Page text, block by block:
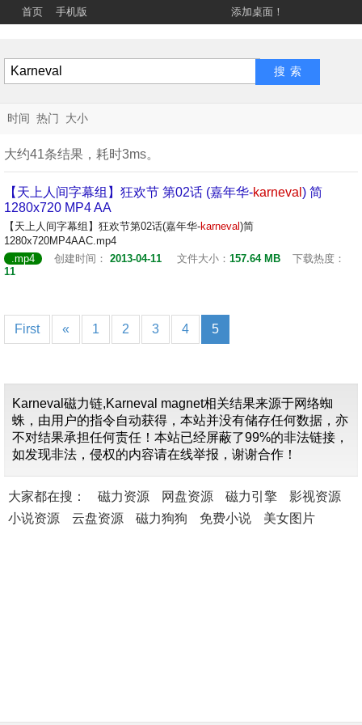
首页 手机版 添加桌面！
时间 热门 大小
大约41条结果，耗时3ms。
【天上人间字幕组】狂欢节 第02话 (嘉年华-karneval ) 简
1280x720 MP4 AA
【天上人间字幕组】狂欢节第02话(嘉年华-karneval)简
1280x720MP4AAC.mp4
.mp4
创建时间： 2013-04-11 文件大小： 157.64 MB
下载热度：
11
First « 1 2 3 4 5
Karneval磁力链,Karneval magnet相关结果来源于网络蜘
蛛，由用户的指令自动获得，本站并没有储存任何数据，亦
不对结果承担任何责任！本站已经屏蔽了99%的非法链接，
如发现非法，侵权的内容请在线举报，谢谢合作！
大家都在搜： 磁力资源 网盘资源 磁力引擎
影视资源
小说资源
云盘资源 磁力狗狗 免费小说 美女图片